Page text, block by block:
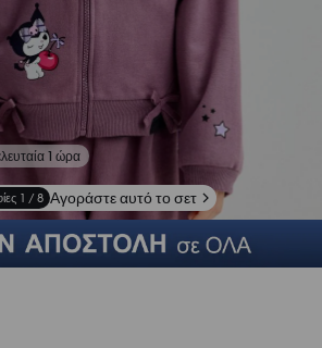
1 ώρα
1 / 8 Αγοράστε αυτό το σετ